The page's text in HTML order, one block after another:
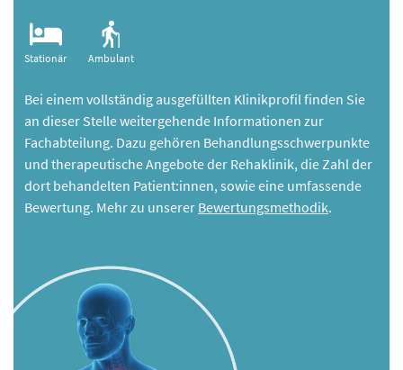
Stationär Ambulant
Bei einem vollständig ausgefüllten Klinikprofil finden Sie
an dieser Stelle weitergehende Informationen zur
Fachabteilung. Dazu gehören Behandlungsschwerpunkte
und therapeutische Angebote der Rehaklinik, die Zahl der
dort behandelten Patient:innen, sowie eine umfassende
Bewertung. Mehr zu unserer Bewertungsmethodik.